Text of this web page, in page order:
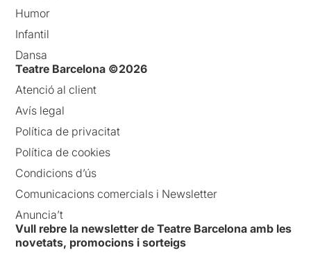
Humor
Infantil
Dansa
Teatre Barcelona ©2026
Atenció al client
Avís legal
Política de privacitat
Política de cookies
Condicions d’ús
Comunicacions comercials i Newsletter
Anuncia’t
Vull rebre la newsletter de Teatre Barcelona amb les
novetats, promocions i sorteigs